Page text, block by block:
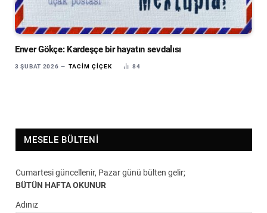
Enver Gökçe: Kardeşçe bir hayatın sevdalısı
3 ŞUBAT 2026 TACIM ÇIÇEK 84
MESELE BÜLTENI
Cumartesi güncellenir, Pazar günü bülten gelir;
BÜTÜN HAFTA OKUNUR
Adınız